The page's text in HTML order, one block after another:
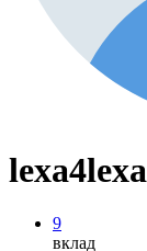
lexa4lexa
9
вклад